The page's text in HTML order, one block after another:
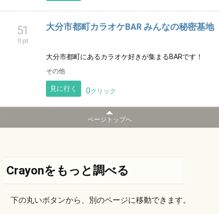
51
0 pt
大分市都町カラオケBAR みんなの秘密基地
大分市都町にあるカラオケ好きが集まるBARです！
その他
見に行く 0クリック
ページトップへ
Crayonをもっと調べる
下の丸いボタンから、別のページに移動できます。